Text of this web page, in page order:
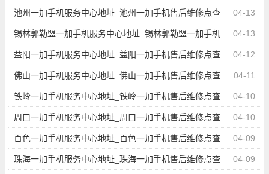
04-13
池州一加手机服务中心地址_池州一加手机售后维修点查
询 04-13
锡林郭勒盟一加手机服务中心地址_锡林郭勒盟一加手机
售后维修点查询 04-12
益阳一加手机服务中心地址_益阳一加手机售后维修点查
询 04-11
佛山一加手机服务中心地址_佛山一加手机售后维修点查
询 04-10
铁岭一加手机服务中心地址_铁岭一加手机售后维修点查
询 04-10
周口一加手机服务中心地址_周口一加手机售后维修点查
询 04-09
百色一加手机服务中心地址_百色一加手机售后维修点查
询 04-09
珠海一加手机服务中心地址_珠海一加手机售后维修点查